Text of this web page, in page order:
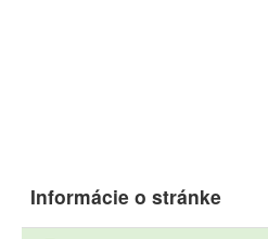
Informácie o stránke